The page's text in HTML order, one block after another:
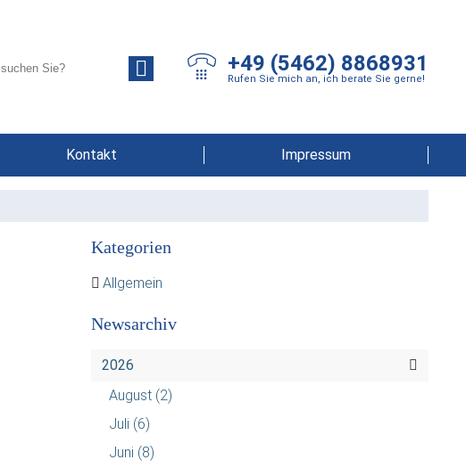
+49 (5462) 8868931
Rufen Sie mich an, ich berate Sie gerne!
Kontakt Impressum
Kategorien
Allgemein
Newsarchiv
2026
August (2)
Juli (6)
Juni (8)